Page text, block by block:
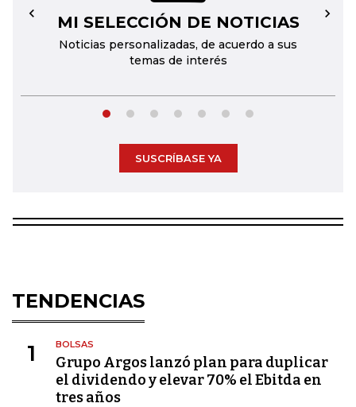
MI SELECCIÓN DE NOTICIAS
Noticias personalizadas, de acuerdo a sus
temas de interés
← →
SUSCRÍBASE YA
TENDENCIAS
1 BOLSAS
Grupo Argos lanzó plan para duplicar
el dividendo y elevar 70% el Ebitda en
tres años